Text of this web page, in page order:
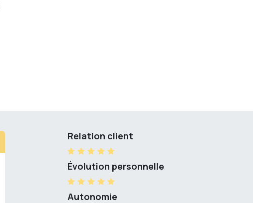
Relation client
Évolution personnelle
Autonomie